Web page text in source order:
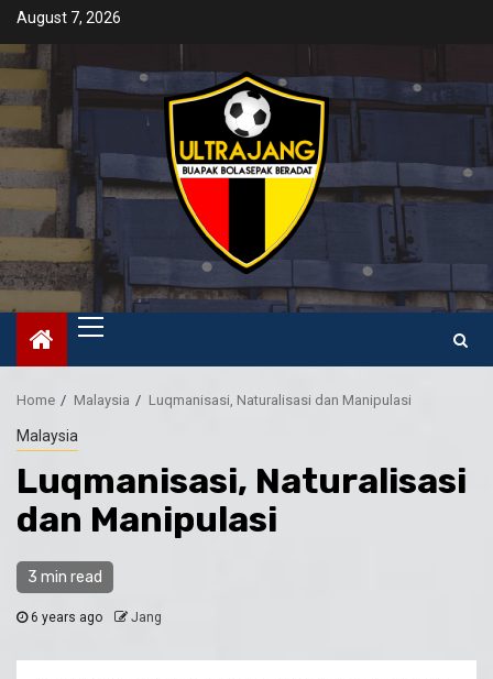
SkipAugust 7, 2026
Primary
Home Malaysia Luqmanisasi, Naturalisasi dan Manipulasi
Malaysia
Luqmanisasi, Naturalisasi
dan Manipulasi
3 min read
6 years ago Jang